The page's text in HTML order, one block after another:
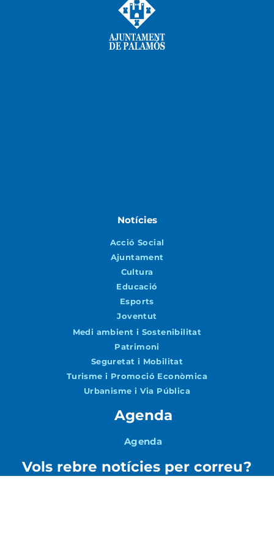
Notícies
Acció Social
Ajuntament
Cultura
Educació
Esports
Joventut
Medi ambient i Sostenibilitat
Patrimoni
Seguretat i Mobilitat
Turisme i Promoció Econòmica
Urbanisme i Via Pública
Agenda
Agenda
Vols rebre notícies per correu?